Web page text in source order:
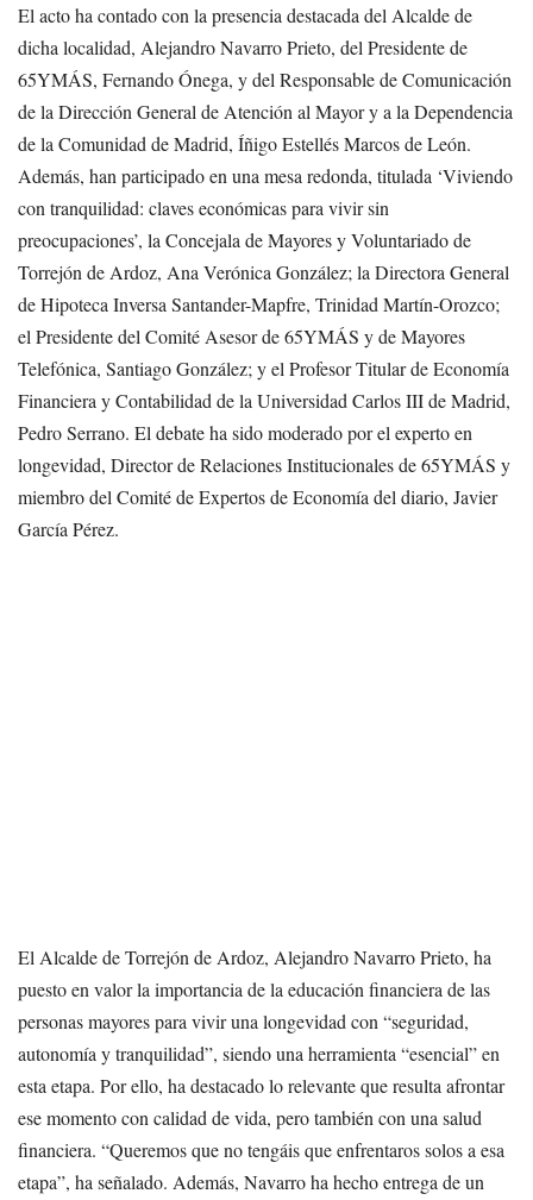
El acto ha contado con la presencia destacada del Alcalde de
dicha localidad, Alejandro Navarro Prieto, del Presidente de
65YMÁS, Fernando Ónega, y del Responsable de Comunicación
de la Dirección General de Atención al Mayor y a la Dependencia
de la Comunidad de Madrid, Íñigo Estellés Marcos de León.
Además, han participado en una mesa redonda, titulada ‘Viviendo
con tranquilidad: claves económicas para vivir sin
preocupaciones’, la Concejala de Mayores y Voluntariado de
Torrejón de Ardoz, Ana Verónica González; la Directora General
de Hipoteca Inversa Santander-Mapfre, Trinidad Martín-Orozco;
el Presidente del Comité Asesor de 65YMÁS y de Mayores
Telefónica, Santiago González; y el Profesor Titular de Economía
Financiera y Contabilidad de la Universidad Carlos III de Madrid,
Pedro Serrano. El debate ha sido moderado por el experto en
longevidad, Director de Relaciones Institucionales de 65YMÁS y
miembro del Comité de Expertos de Economía del diario, Javier
García Pérez.
El Alcalde de Torrejón de Ardoz, Alejandro Navarro Prieto, ha
puesto en valor la importancia de la educación financiera de las
personas mayores para vivir una longevidad con “seguridad,
autonomía y tranquilidad”, siendo una herramienta “esencial” en
esta etapa. Por ello, ha destacado lo relevante que resulta afrontar
ese momento con calidad de vida, pero también con una salud
financiera. “Queremos que no tengáis que enfrentaros solos a esa
etapa”, ha señalado. Además, Navarro ha hecho entrega de un